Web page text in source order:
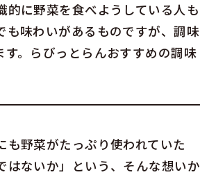
に野菜を食べようしている人も
も味わいがあるものですが、調味
。らびっとらんおすすめの調味
野菜がたっぷり使われていた
はないか」という、そんな想いか